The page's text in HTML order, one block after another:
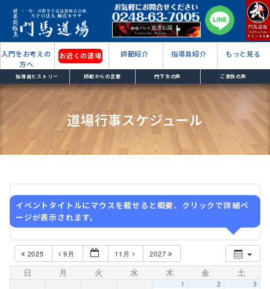
入門をお考えの
方へ
お近くの道場 師範紹介 指導員紹介 もっと見る
指導員ヒストリー 師範からの言葉 門下生の声 ご家族の声
道場行事スケジュール
イベントタイトルにマウスを載せると概要、クリックで詳細ペ
ージが表示されます。
2025 9月 11月 2027
日 月 火 水 木 金 土
1 2 3